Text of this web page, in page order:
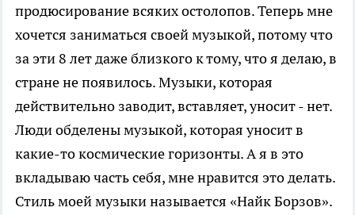
продюсирование всяких остолопов. Теперь мне
хочется заниматься своей музыкой, потому что
за эти 8 лет даже близкого к тому, что я делаю, в
стране не появилось. Музыки, которая
действительно заводит, вставляет, уносит - нет.
Люди обделены музыкой, которая уносит в
какие-то космические горизонты. А я в это
вкладываю часть себя, мне нравится это делать.
Стиль моей музыки называется «Найк Борзов».